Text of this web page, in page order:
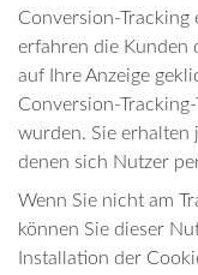
Conversion-Tracking
erfahren die Kunden
auf Ihre Anzeige
Conversion-
wurden. Sie erhalten
denen sich Nutzer
Wenn Sie nicht am
können Sie dieser
Installation der